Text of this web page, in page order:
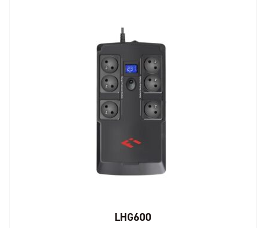
LHG600